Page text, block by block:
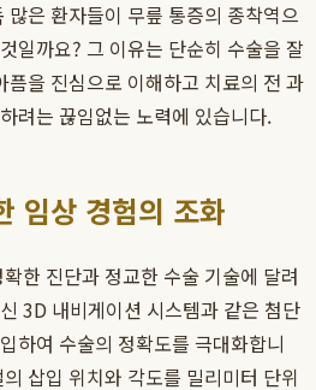
은 환자들이 무릎 통증의 종착역으
일까요? 그 이유는 단순히 수술을 잘
픔을 진심으로 이해하고 치료의 전 과
려는 끊임없는 노력에 있습니다.
임상 경험의 조화
한 진단과 정교한 수술 기술에 달려
3D 내비게이션 시스템과 같은 첨단
하여 수술의 정확도를 극대화합니
삽입 위치와 각도를 밀리미터 단위